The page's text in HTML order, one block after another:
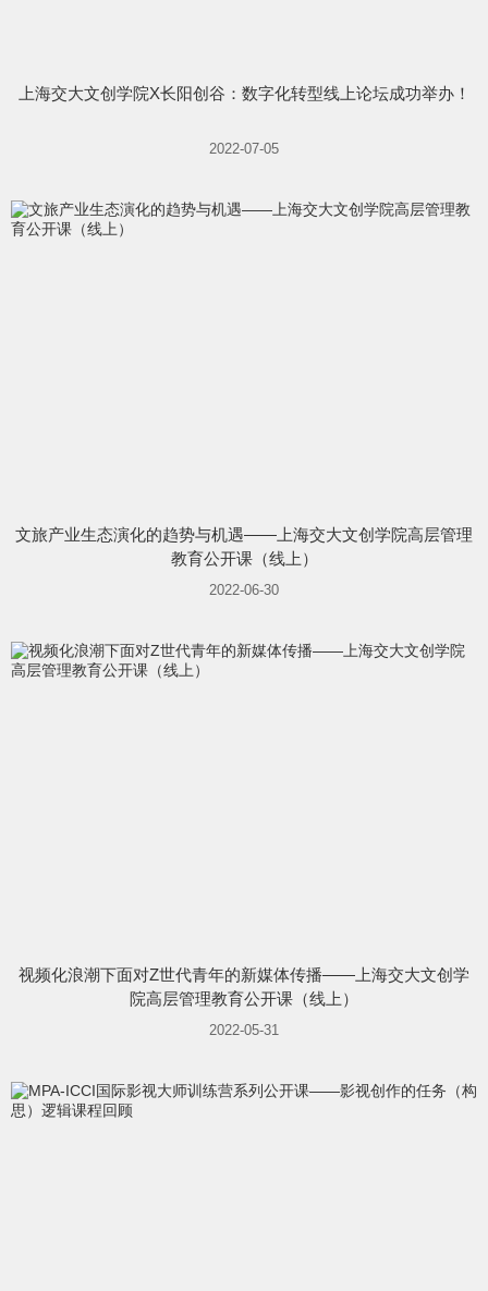
上海交大文创学院X长阳创谷：数字化转型线上论坛成功举办！
2022-07-05
文旅产业生态演化的趋势与机遇——上海交大文创学院高层管理
教育公开课（线上）
2022-06-30
视频化浪潮下面对Z世代青年的新媒体传播——上海交大文创学
院高层管理教育公开课（线上）
2022-05-31